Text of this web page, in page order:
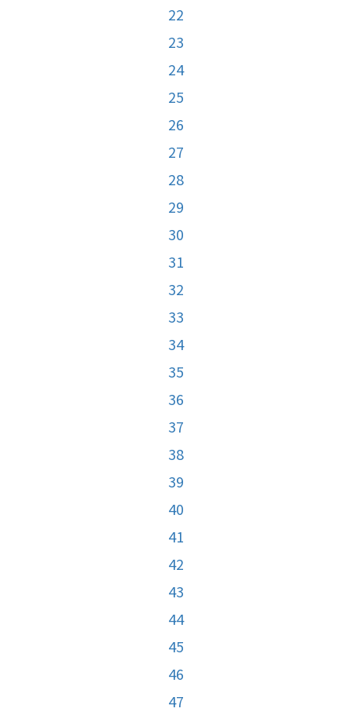
22
23
24
25
26
27
28
29
30
31
32
33
34
35
36
37
38
39
40
41
42
43
44
45
46
47